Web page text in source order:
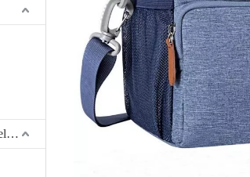
Borsa per cosmetici e articoli da toeletta